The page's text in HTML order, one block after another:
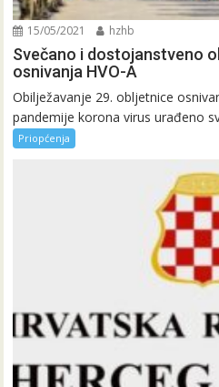
15/05/2021 hzhb
Svečano i dostojanstveno
osnivanja HVO-A
Obilježavanje 29. obljetnice
pandemije korona virus urađeno
Priopćenja